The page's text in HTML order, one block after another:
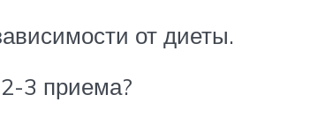
от диеты.
3 приема?